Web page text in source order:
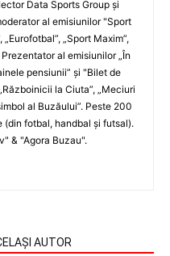
Data Sports Group şi
al emisiunilor "Sport
„Eurofotbal”, „Sport Maxim”,
al emisiunilor „În
pensiunii” şi "Bilet de
la Ciuta”, „Meciuri
al Buzăului”. Peste 200
fotbal, handbal şi futsal).
& "Agora Buzau".
AUTOR